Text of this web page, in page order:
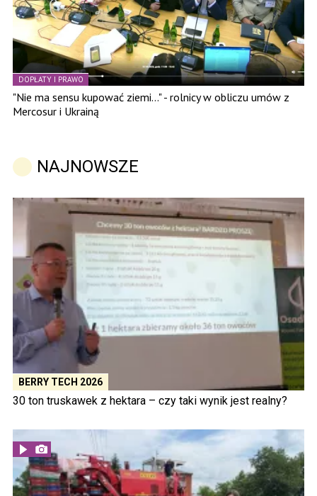
DOPŁATY I PRAWO
"Nie ma sensu kupować ziemi..." - rolnicy w obliczu umów z
Mercosur i Ukrainą
NAJNOWSZE
BERRY TECH 2026
30 ton truskawek z hektara – czy taki wynik jest realny?